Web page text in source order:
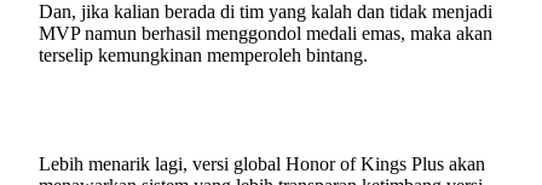
Dan, jika kalian berada di tim yang kalah dan tidak menjadi
MVP namun berhasil menggondol medali emas, maka akan
terselip kemungkinan memperoleh bintang.
Lebih menarik lagi, versi global Honor of Kings Plus akan